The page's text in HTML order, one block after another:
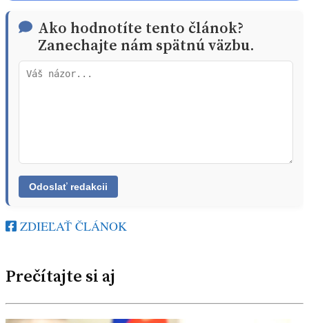
Ako hodnotíte tento článok?
Zanechajte nám spätnú väzbu.
ZDIEĽAŤ ČLÁNOK
Prečítajte si aj